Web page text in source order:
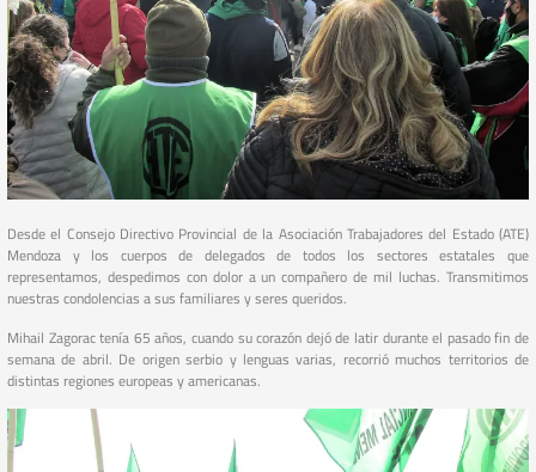
Desde el Consejo Directivo Provincial de la Asociación Trabajadores del Estado (ATE)
Mendoza y los cuerpos de delegados de todos los sectores estatales que
representamos, despedimos con dolor a un compañero de mil luchas. Transmitimos
nuestras condolencias a sus familiares y seres queridos.
Mihail Zagorac tenía 65 años, cuando su corazón dejó de latir durante el pasado fin de
semana de abril. De origen serbio y lenguas varias, recorrió muchos territorios de
distintas regiones europeas y americanas.